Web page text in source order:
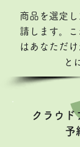
商品を選定
請します。
はあなただ
と
クラウド
予